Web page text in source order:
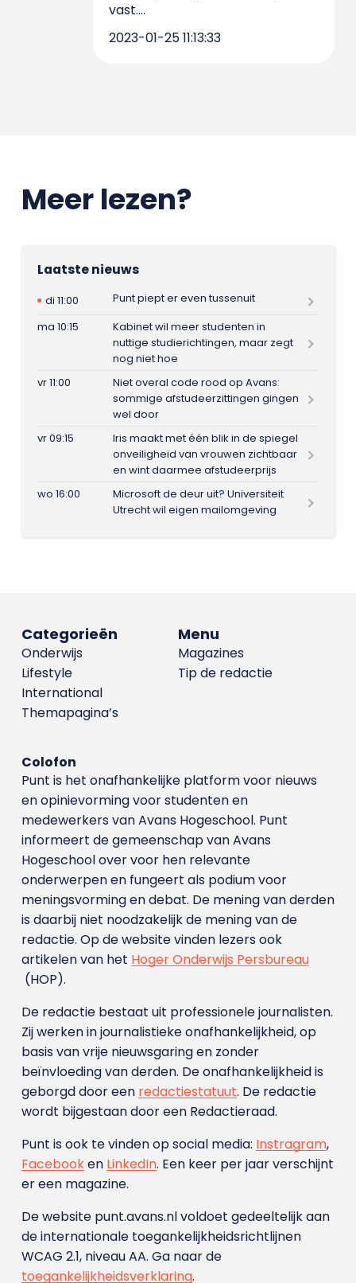
vast....
2023-01-25 11:13:33
Meer lezen?
Laatste nieuws
di 11:00
Punt piept er even tussenuit
ma 10:15
Kabinet wil meer studenten in
nuttige studierichtingen, maar zegt
nog niet hoe
vr 11:00
Niet overal code rood op Avans:
sommige afstudeerzittingen gingen
wel door
vr 09:15
Iris maakt met één blik in de spiegel
onveiligheid van vrouwen zichtbaar
en wint daarmee afstudeerprijs
wo 16:00
Microsoft de deur uit? Universiteit
Utrecht wil eigen mailomgeving
Menu
Magazines
Tip de redactie
Categorieën
Onderwijs
Lifestyle
International
Themapagina’s
Colofon
Punt is het onafhankelijke platform voor nieuws
en opinievorming voor studenten en
medewerkers van Avans Hoge­school. Punt
informeert de gemeenschap van Avans
Hogeschool over voor hen relevante
onderwerpen en fungeert als podium voor
meningsvorming en debat. De mening van derden
is daarbij niet noodzakelijk de mening van de
redactie. Op de website vinden lezers ook
artikelen van het Hoger Onderwijs Persbureau
(HOP).
De redactie bestaat uit professionele journalisten.
Zij werken in journalistieke onafhankelijkheid, op
basis van vrije nieuwsgaring en zonder
beïnvloeding van derden. De onafhankelijkheid is
geborgd door een redactiestatuut. De redactie
wordt bijgestaan door een Redactieraad.
Punt is ook te vinden op social media: Instragram,
Facebooken LinkedIn. Een keer per jaar verschijnt
er een magazine.
De website punt.avans.nl voldoet gedeeltelijk aan
de internationale toegankelijkheidsrichtlijnen
WCAG 2.1, niveau AA. Ga naar de
toegankelijkheidsverklaring.